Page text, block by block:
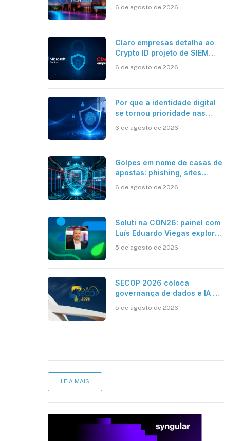
bancária
6 de agosto de 2026
Claro empresas detalha ao
Crypto ID projeto de SIEM
resposta automatizada
6 de agosto de 2026
Por que a identidade digital
se tornou prioridade nas
6 de agosto de 2026
Golpes em nome de casas de
apostas: phishing, sites
6 de agosto de 2026
Soluti na CON26: painel com
Luís Eduardo Viegas explora
eficiência da Contabilidade
5 de agosto de 2026
SECOP 2026 coloca
governança de dados e IA no
5 de agosto de 2026
LEIA MAIS